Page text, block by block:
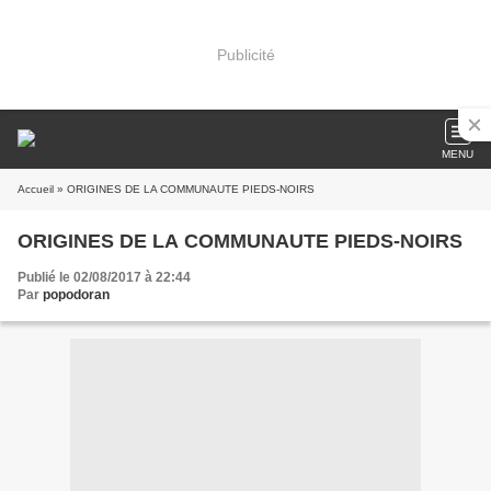
Publicité
MENU
Accueil » ORIGINES DE LA COMMUNAUTE PIEDS-NOIRS
ORIGINES DE LA COMMUNAUTE PIEDS-NOIRS
Publié le 02/08/2017 à 22:44
Par popodoran